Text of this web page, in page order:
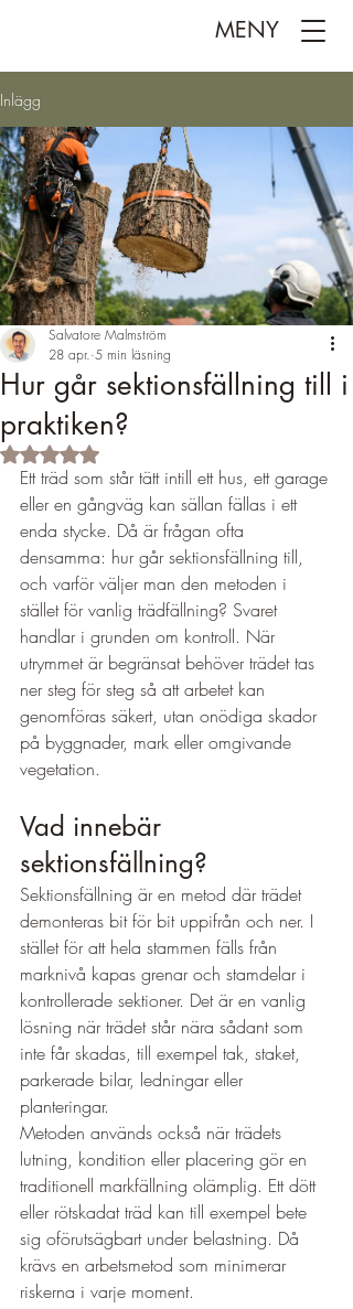
MENY
Inlägg
Hur går sektionsfällning till i
praktiken?
Salvatore Malmström
28 apr. 5 min läsning
Betygsatt till NaN av 5 stjärnor.
Ett träd som står tätt intill ett hus, ett garage
eller en gångväg kan sällan fällas i ett
enda stycke. Då är frågan ofta
densamma: hur går sektionsfällning till,
och varför väljer man den metoden i
stället för vanlig trädfällning? Svaret
handlar i grunden om kontroll. När
utrymmet är begränsat behöver trädet tas
ner steg för steg så att arbetet kan
genomföras säkert, utan onödiga skador
på byggnader, mark eller omgivande
vegetation.
Vad innebär
sektionsfällning?
Sektionsfällning är en metod där trädet
demonteras bit för bit uppifrån och ner. I
stället för att hela stammen fälls från
marknivå kapas grenar och stamdelar i
kontrollerade sektioner. Det är en vanlig
lösning när trädet står nära sådant som
inte får skadas, till exempel tak, staket,
parkerade bilar, ledningar eller
planteringar.
Metoden används också när trädets
lutning, kondition eller placering gör en
traditionell markfällning olämplig. Ett dött
eller rötskadat träd kan till exempel bete
sig oförutsägbart under belastning. Då
krävs en arbetsmetod som minimerar
riskerna i varje moment.